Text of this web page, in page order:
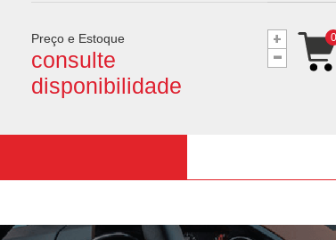
Preço e Estoque
consulte
disponibilidade
+
-